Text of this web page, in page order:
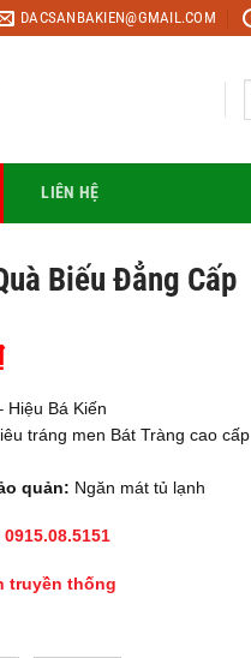
DACSANBAKIEN@GMAIL.COM
LIÊN HỆ
Biếu Đẳng Cấp
Hiệu Bá Kiến
tráng men Bát Tràng cao cấp
quản: Ngăn mát tủ lạnh
truyền thống